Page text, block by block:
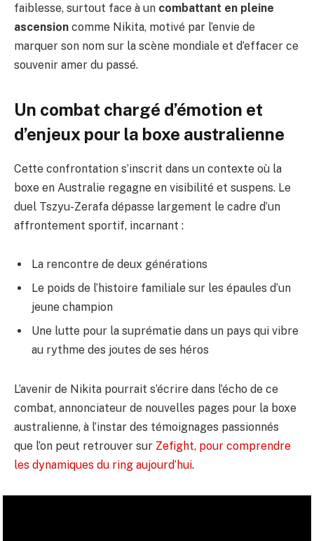
faiblesse, surtout face à un combattant en pleine
ascension comme Nikita, motivé par l’envie de
marquer son nom sur la scène mondiale et d’effacer ce
souvenir amer du passé.
Un combat chargé d’émotion et
d’enjeux pour la boxe australienne
Cette confrontation s’inscrit dans un contexte où la
boxe en Australie regagne en visibilité et suspens. Le
duel Tszyu-Zerafa dépasse largement le cadre d’un
affrontement sportif, incarnant :
La rencontre de deux générations
Le poids de l’histoire familiale sur les épaules d’un
jeune champion
Une lutte pour la suprématie dans un pays qui vibre
au rythme des joutes de ses héros
L’avenir de Nikita pourrait s’écrire dans l’écho de ce
combat, annonciateur de nouvelles pages pour la boxe
australienne, à l’instar des témoignages passionnés
que l’on peut retrouver sur Zefight, pour comprendre
les dynamiques du ring aujourd’hui.